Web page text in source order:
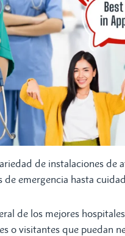
de instalaciones de
de emergencia hasta
de los mejores
o visitantes que puedan